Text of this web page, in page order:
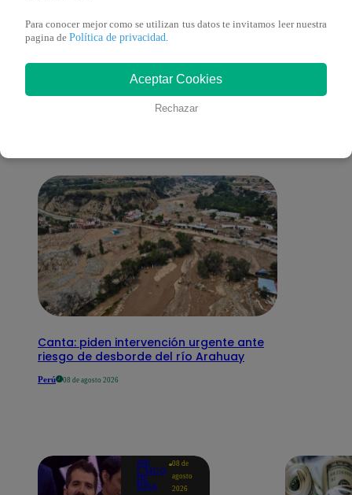
También te puede
interesar
Canta: piden intervención urgente ante
riesgo de desborde del río Arahuay
Perú 08 de agosto 2026
ME
CAIGO
DE
RISA
08 de
agosto
2026
Para conocer mejor como se utilizan tus datos te invitamos leer nuestra
pagina de Política de privacidad
Aceptar Cookies
Rechazar